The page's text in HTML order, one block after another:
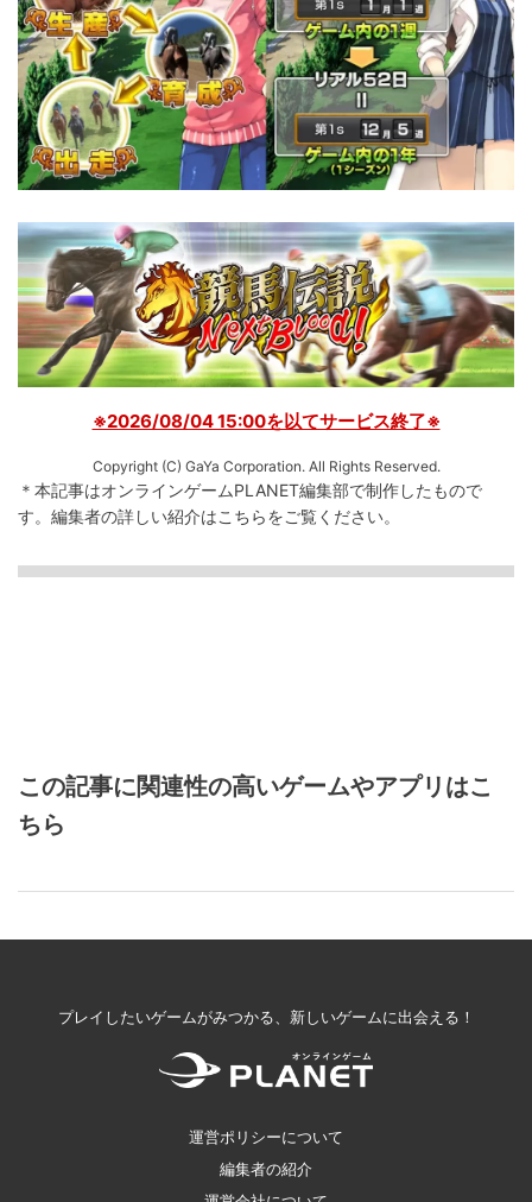
※2026/08/04 15:00を以てサービス終了※
Copyright (C) GaYa Corporation. All Rights Reserved.
＊本記事はオンラインゲームPLANET編集部で制作したもので
す。 編集者の詳しい紹介はこちらをご覧ください。
この記事に関連性の高いゲームやアプリはこ
ちら
プレイしたいゲームがみつかる、新しいゲームに出会える！
運営ポリシーについて
編集者の紹介